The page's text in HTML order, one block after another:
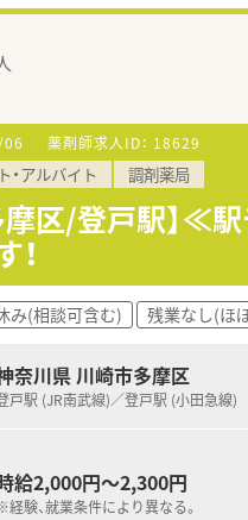
薬剤師求人ID： 18629
・アルバイト 調剤薬局
摩区/登戸駅】≪
！
み(相談可含む) 残業なし(ほ
奈川県 川崎市多摩区
戸駅 (JR南武線)／登戸駅 (小田急線)
給2,000円～2,300円
経験、就業条件により異なる。